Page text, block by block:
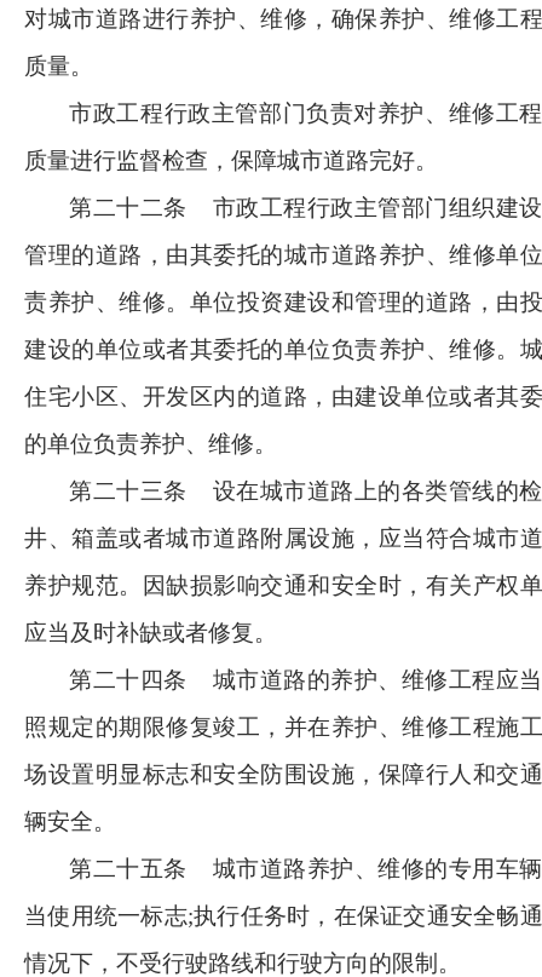
对城市道路进行养护、维修，确保养护、维修工
质量。
市政工程行政主管部门负责对养护、维修工
质量进行监督检查，保障城市道路完好。
第二十二条
市政工程行政主管部门组织建
管理的道路，由其委托的城市道路养护、维修单
责养护、维修。单位投资建设和管理的道路，由
建设的单位或者其委托的单位负责养护、维修。
住宅小区、开发区内的道路，由建设单位或者其
的单位负责养护、维修。
第二十三条
设在城市道路上的各类管线的
井、箱盖或者城市道路附属设施，应当符合城市
养护规范。因缺损影响交通和安全时，有关产权
应当及时补缺或者修复。
第二十四条
城市道路的养护、维修工程应
照规定的期限修复竣工，并在养护、维修工程施
场设置明显标志和安全防围设施，保障行人和交
辆安全。
第二十五条
城市道路养护、维修的专用车
当使用统一标志;执行任务时，在保证交通安全畅
情况下，不受行驶路线和行驶方向的限制。